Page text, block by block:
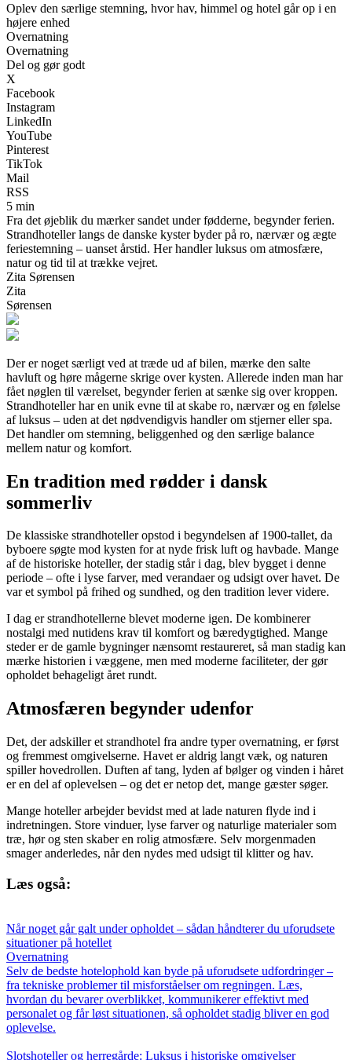
Oplev den særlige stemning, hvor hav, himmel og hotel går op i en
højere enhed
Overnatning
Overnatning
Del og gør godt
X
Facebook
Instagram
LinkedIn
YouTube
Pinterest
TikTok
Mail
RSS
5 min
Fra det øjeblik du mærker sandet under fødderne, begynder ferien.
Strandhoteller langs de danske kyster byder på ro, nærvær og ægte
feriestemning – uanset årstid. Her handler luksus om atmosfære,
natur og tid til at trække vejret.
Zita Sørensen
Zita
Sørensen
Der er noget særligt ved at træde ud af bilen, mærke den salte
havluft og høre mågerne skrige over kysten. Allerede inden man har
fået nøglen til værelset, begynder ferien at sænke sig over kroppen.
Strandhoteller har en unik evne til at skabe ro, nærvær og en følelse
af luksus – uden at det nødvendigvis handler om stjerner eller spa.
Det handler om stemning, beliggenhed og den særlige balance
mellem natur og komfort.
En tradition med rødder i dansk
sommerliv
De klassiske strandhoteller opstod i begyndelsen af 1900-tallet, da
byboere søgte mod kysten for at nyde frisk luft og havbade. Mange
af de historiske hoteller, der stadig står i dag, blev bygget i denne
periode – ofte i lyse farver, med verandaer og udsigt over havet. De
var et symbol på frihed og sundhed, og den tradition lever videre.
I dag er strandhotellerne blevet moderne igen. De kombinerer
nostalgi med nutidens krav til komfort og bæredygtighed. Mange
steder er de gamle bygninger nænsomt restaureret, så man stadig kan
mærke historien i væggene, men med moderne faciliteter, der gør
opholdet behageligt året rundt.
Atmosfæren begynder udenfor
Det, der adskiller et strandhotel fra andre typer overnatning, er først
og fremmest omgivelserne. Havet er aldrig langt væk, og naturen
spiller hovedrollen. Duften af tang, lyden af bølger og vinden i håret
er en del af oplevelsen – og det er netop det, mange gæster søger.
Mange hoteller arbejder bevidst med at lade naturen flyde ind i
indretningen. Store vinduer, lyse farver og naturlige materialer som
træ, hør og sten skaber en rolig atmosfære. Selv morgenmaden
smager anderledes, når den nydes med udsigt til klitter og hav.
Læs også:
Når noget går galt under opholdet – sådan håndterer du uforudsete
situationer på hotellet
Overnatning
Selv de bedste hotelophold kan byde på uforudsete udfordringer –
fra tekniske problemer til misforståelser om regningen. Læs,
hvordan du bevarer overblikket, kommunikerer effektivt med
personalet og får løst situationen, så opholdet stadig bliver en god
oplevelse.
Slotshoteller og herregårde: Luksus i historiske omgivelser